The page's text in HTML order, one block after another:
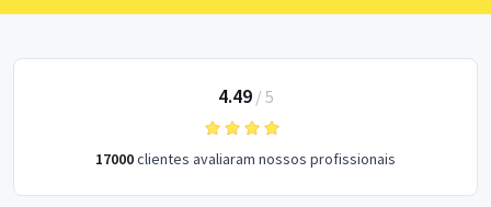
4.49/ 5
17000clientes avaliaram nossos profissionais